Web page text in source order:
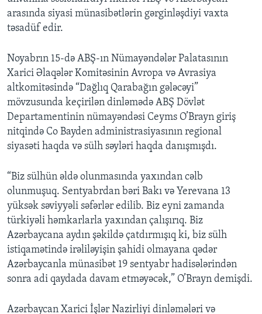
arasında siyasi münasibətlərin gərginləşdiyi vaxta
təsadüf edir.
Noyabrın 15-də ABŞ-ın Nümayəndələr Palatasının
Xarici Əlaqələr Komitəsinin Avropa və Avrasiya
altkomitəsində “Dağlıq Qarabağın gələcəyi”
mövzusunda keçirilən dinləmədə ABŞ Dövlət
Departamentinin nümayəndəsi Ceyms O’Brayn giriş
nitqində Co Bayden administrasiyasının regional
siyasəti haqda və sülh səyləri haqda danışmışdı.
“Biz sülhün əldə olunmasında yaxından cəlb
olunmuşuq. Sentyabrdan bəri Bakı və Yerevana 13
yüksək səviyyəli səfərlər edilib. Biz eyni zamanda
türkiyəli həmkarlarla yaxından çalışırıq. Biz
Azərbaycana aydın şəkildə çatdırmışıq ki, biz sülh
istiqamətində irəliləyişin şahidi olmayana qədər
Azərbaycanla münasibət 19 sentyabr hadisələrindən
sonra adi qaydada davam etməyəcək,” O’Brayn demişdi.
Azərbaycan Xarici İşlər Nazirliyi dinləmələri və